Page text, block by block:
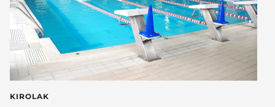
KIROLAK